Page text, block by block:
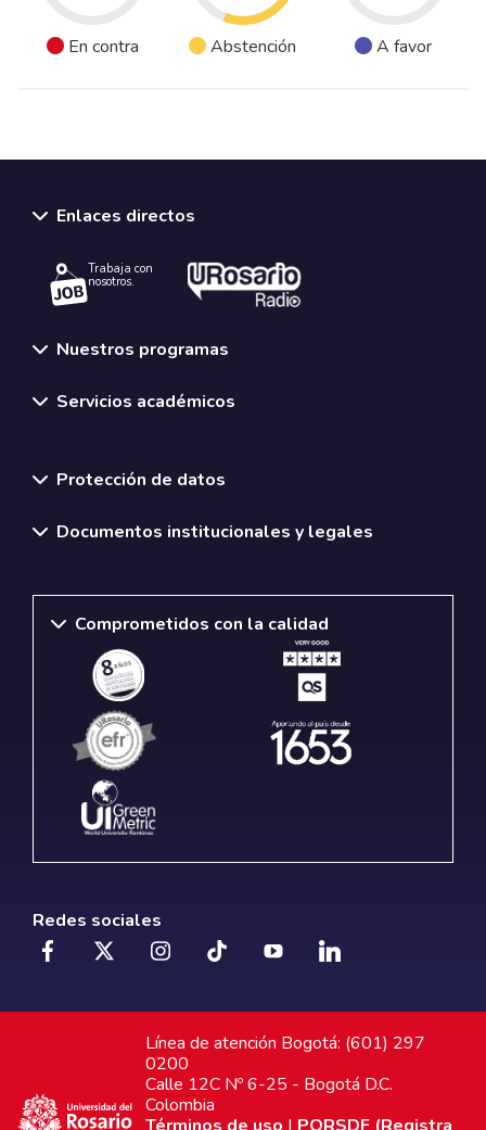
En contra Abstención A favor
Enlaces directos
Trabaja con
nosotros.
Nuestros programas
Servicios académicos
Protección de datos
Documentos institucionales y legales
Comprometidos con la calidad
Redes sociales
Línea de atención Bogotá: (601) 297
0200
Calle 12C Nº 6-25 - Bogotá D.C.
Colombia